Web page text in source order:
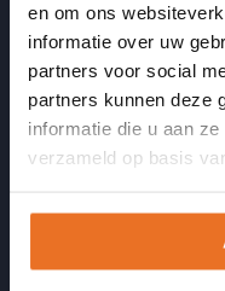
en om ons
informatie over uw
partners voor social
partners kunnen deze
informatie die u aan
verzameld op basis
Veelgestelde
Artikelen
Podcast Vitaal
Onze kwaliteit
Accreditaties en